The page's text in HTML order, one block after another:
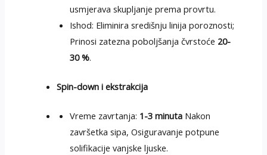
usmjerava skupljanje prema provrtu.
Ishod: Eliminira središnju linija poroznosti;
Prinosi zatezna poboljšanja čvrstoće 20-
30 %.
Spin-down i ekstrakcija
Vreme zavrtanja: 1-3 minuta Nakon
završetka sipa, Osiguravanje potpune
solifikacije vanjske ljuske.